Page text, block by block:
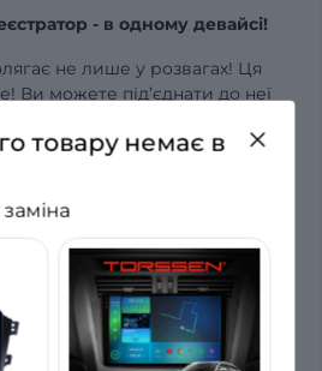
- в одному девайсі!
не лише у розвагах! Ця
Ви можете під’єднати до неї
Torssen та використовувати
відеозаписом камер. У
модуль, і ви
який навігаційний додаток,
навіть без інтернет-
магнітоли включає
але ви можете
на ваш смак.
товару немає в